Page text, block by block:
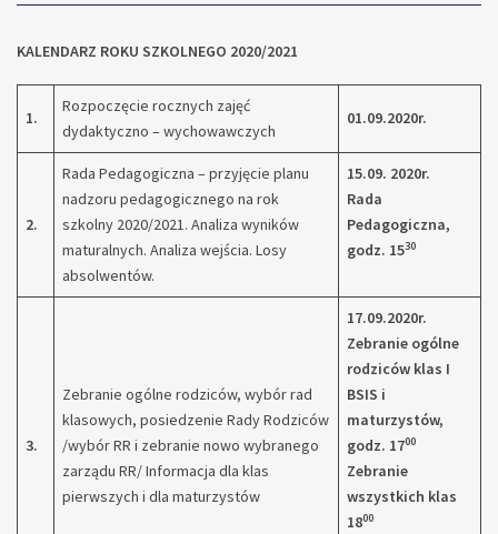
KALENDARZ ROKU SZKOLNEGO 2020/2021
1.
Rozpoczęcie rocznych zajęć
dydaktyczno – wychowawczych
01.09.2020r.
2.
Rada Pedagogiczna – przyjęcie planu
nadzoru pedagogicznego na rok
szkolny 2020/2021. Analiza wyników
maturalnych. Analiza wejścia. Losy
absolwentów.
15.09. 2020r.
Rada
Pedagogiczna,
godz. 1530
3.
Zebranie ogólne rodziców, wybór rad
klasowych, posiedzenie Rady Rodziców
/wybór RR i zebranie nowo wybranego
zarządu RR/ Informacja dla klas
pierwszych i dla maturzystów
17.09.2020r.
Zebranie ogólne
rodziców klas I
BSIS i
maturzystów,
godz. 1700
Zebranie
wszystkich klas
1800